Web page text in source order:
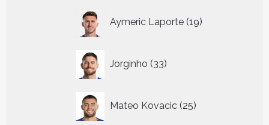
Aymeric Laporte 19
producten
Jorginho 33
producten
Mateo Kovacic 25
producten